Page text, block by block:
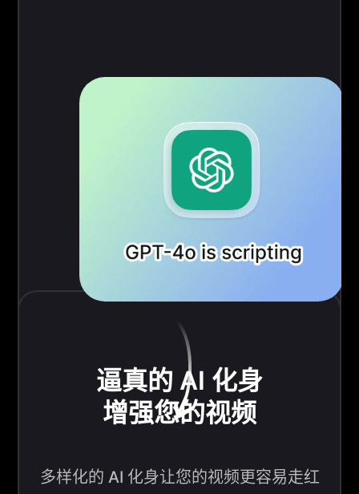
逼真的 AI 化身
增强您的视频
多样化的 AI 化身让您的视频更容易走红